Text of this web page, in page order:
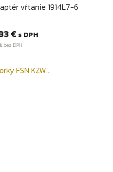
vŕtanie 1914L7-6
€ s DPH
bez DPH